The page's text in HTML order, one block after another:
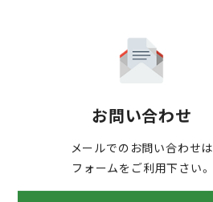
お問い合わせ
メールでのお問い合わせは
フォームをご利用下さい。